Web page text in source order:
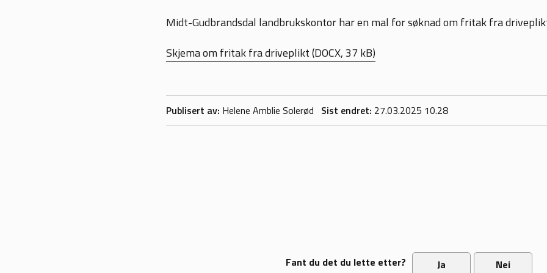
Midt-Gudbrandsdal landbrukskontor har en mal for søknad om fritak fra
Skjema om fritak fra driveplikt(DOCX, 37 kB)
Publisert av Helene Amblie Solerød Sist endret 27.03.2025 10.28
Fant du det du lette etter? Ja Nei